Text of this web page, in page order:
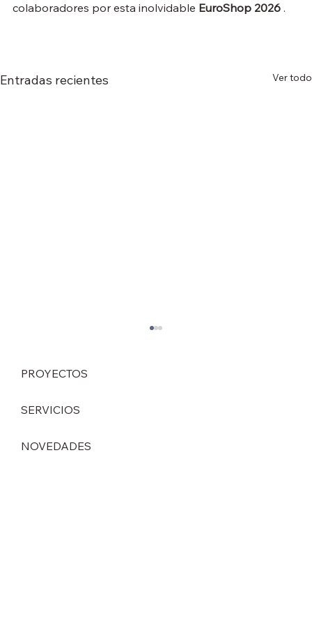
colaboradores por esta inolvidable EuroShop 2026 .
Entradas recientes Ver todo
PROYECTOS
SERVICIOS
NOVEDADES